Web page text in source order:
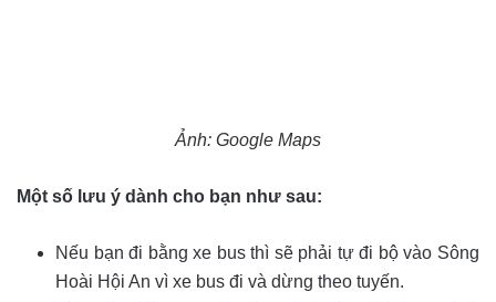
Ảnh: Google Maps
Một số lưu ý dành cho bạn như sau:
Nếu bạn đi bằng xe bus thì sẽ phải tự đi bộ vào Sông
Hoài Hội An vì xe bus đi và dừng theo tuyến.